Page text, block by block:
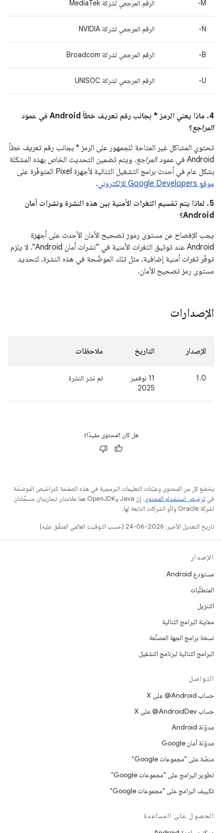
M- الرقم المرجعي لشركة MediaTek
N- الرقم المرجعي لشركة NVIDIA
B- الرقم المرجعي لشركة Broadcom
U- الرقم المرجعي لشركة UNISOC
4. ماذا يعني الرمز * بجانب رقم تعريف خطأ Android في عمود
المراجع؟
تحتوي المشاكل غير المتاحة للجمهور على الرمز * بجانب رقم تعريف خطأ
Android في عمود
المراجع. ويتم تضمين التحديث الخاص بهذه المشكلة
بشكل عام في أحدث برامج التشغيل الثنائية لأجهزة Pixel المتوفّرة على
موقع Google Developers الإلكتروني
.
5. لماذا يتم تقسيم الثغرات الأمنية بين هذه النشرة ونشرات أمان
Android؟
يجب الإفصاح عن مستوى رموز تصحيح الأمان الأحدث على أجهزة
Android عند توثيق الثغرات الأمنية في "نشرات أمان Android". لا يلزم
توفّر ثغرات أمنية إضافية، مثل تلك الموضّحة في هذه النشرة، لتحديد
مستوى رمز تصحيح الأمان.
الإصدارات
الإصدار التاريخ ملاحظات
1.0
11 نوفمبر
2025
تم نشر النشرة
هل كان المحتوى مفيدًا؟
يخضع كل من المحتوى وعيّنات التعليمات البرمجية في هذه الصفحة للتراخيص الموضحّة
فيترخيص استخدام المحتوى
. إنّ Java وOpenJDK هما علامتان تجاريتان مسجَّلتان
لشركة Oracle و/أو الشركات التابعة لها.
تاريخ التعديل الأخير: 2026-06-24 (حسب التوقيت العالمي المتفَّق عليه)
الإصدار
مستودع Android
المتطلّبات
التنزيل
معاينة البرامج الثنائية
نسخة برامج الجهة المصنِّعة
البرامج الثنائية لبرنامج التشغيل
التواصل
حساب ‎@Android على X
حساب ‎@AndroidDev على X
مدوّنة Android
مدوّنة أمان Google
منصّة على "مجموعات Google"
تطوير البرامج على "مجموعات Google"
تكييف البرامج على "مجموعات Google"
الحصول على المساعدة